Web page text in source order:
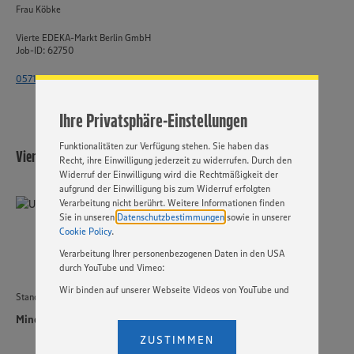
Ihre Privatsphäre-Einstellungen
ermöglichen. Wir verwenden Ihre Daten, um unsere
Website zu personalisieren und Ihnen möglichst relevante
Cookies und anderer Technologien ist freiwillig und kann
„EINSTELLUNGEN ÄNDERN”. Bitte beachten Sie, dass auf
Basis Ihrer Einstellungen ggf. nicht mehr alle
Funktionalitäten zur Verfügung stehen. Sie haben das
Recht, ihre Einwilligung jederzeit zu widerrufen. Durch den
Widerruf der Einwilligung wird die Rechtmäßigkeit der
aufgrund der Einwilligung bis zum Widerruf erfolgten
Verarbeitung nicht berührt. Weitere Informationen finden
Sie in unseren Datenschutzbestimmungen sowie in unserer
Cookie Policy.
Verarbeitung Ihrer personenbezogenen Daten in den USA
durch YouTube und Vimeo:
Wir binden auf unserer Webseite Videos von YouTube und
Einstellungen bezüglich YouTube und Vimeo zu ändern,
ein, dass Ihre Daten (IP-Adresse, Zeitstempel, ggf.
ZUSTIMMEN
Frau Köbke
Vierte EDEKA-Markt Berlin GmbH
Job-ID: 62750
0571 - 802 7054
Vierte EDEKA-Markt Berlin GmbH
Standort
Minden